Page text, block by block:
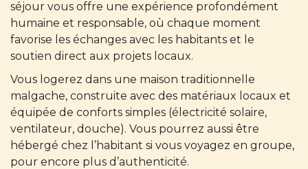
séjour vous offre une expérience profondément
humaine et responsable, où chaque moment
favorise les échanges avec les habitants et le
soutien direct aux projets locaux.
Vous logerez dans une maison traditionnelle
malgache, construite avec des matériaux locaux et
équipée de conforts simples (électricité solaire,
ventilateur, douche). Vous pourrez aussi être
hébergé chez l’habitant si vous voyagez en groupe,
pour encore plus d’authenticité.